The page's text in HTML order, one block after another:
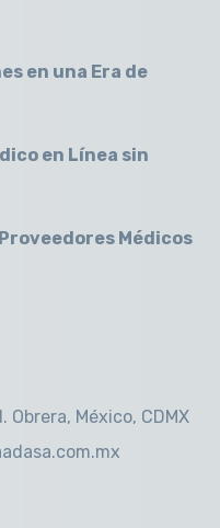
en una Era de
en Línea sin
Médicos
Obrera, México, CDMX